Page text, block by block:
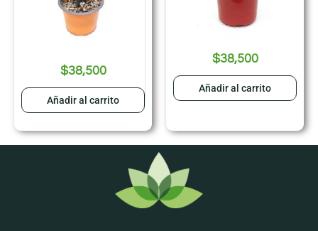
$38,500
Añadir al carrito
$38,500
Añadir al carrito